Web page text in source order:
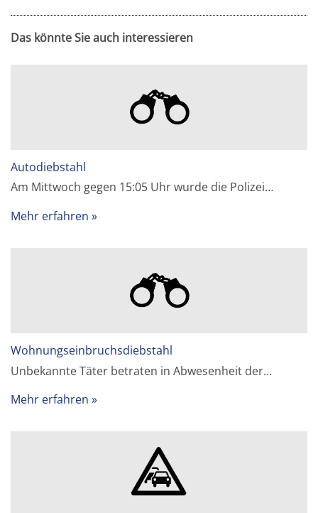
Das könnte Sie auch interessieren
Autodiebstahl
Am Mittwoch gegen 15:05 Uhr wurde die Polizei…
Mehr erfahren
Wohnungseinbruchsdiebstahl
Unbekannte Täter betraten in Abwesenheit der…
Mehr erfahren